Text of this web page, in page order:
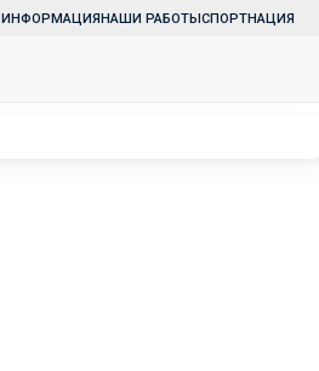
ИНФОРМАЦИЯНАШИ РАБОТЫСПОРТНАЦИЯ